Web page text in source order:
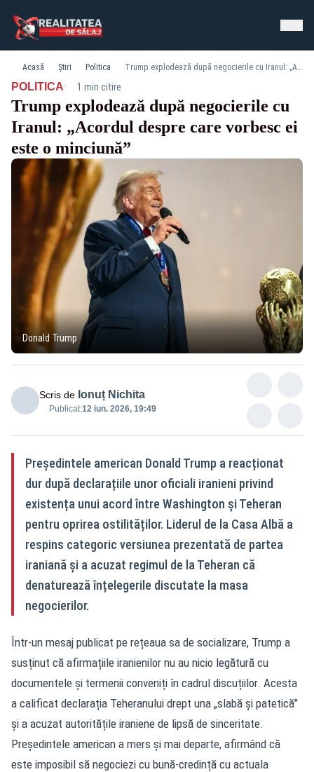
Acasă Știri Politica Trump explodează după negocierile cu Iranul: „Acordul despre care vorbesc ei este o minciună”
POLITICA· 1 min citire
Trump explodează după negocierile cu
Iranul: „Acordul despre care vorbesc ei
este o minciună”
Donald Trump
Scris de Ionuț Nichita
Publicat:12 iun. 2026, 19:49
Președintele american Donald Trump a reacționat
dur după declarațiile unor oficiali iranieni privind
existența unui acord între Washington și Teheran
pentru oprirea ostilităților. Liderul de la Casa Albă a
respins categoric versiunea prezentată de partea
iraniană și a acuzat regimul de la Teheran că
denaturează înțelegerile discutate la masa
negocierilor.
Într-un mesaj publicat pe rețeaua sa de socializare, Trump a
susținut că afirmațiile iranienilor nu au nicio legătură cu
documentele și termenii conveniți în cadrul discuțiilor. Acesta
a calificat declarația Teheranului drept una „slabă și patetică”
și a acuzat autoritățile iraniene de lipsă de sinceritate.
Președintele american a mers și mai departe, afirmând că
este imposibil să negociezi cu bună-credință cu actuala